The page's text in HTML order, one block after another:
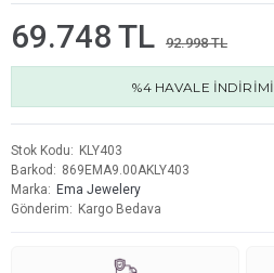
69.748 TL 92.998 TL
%4 HAVALE İNDİRİMİ
Stok Kodu
KLY403
Barkod
869EMA9.00AKLY403
Marka
Ema Jewelery
Gönderim
Kargo Bedava